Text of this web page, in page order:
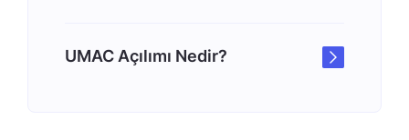
UMAC Açılımı Nedir?